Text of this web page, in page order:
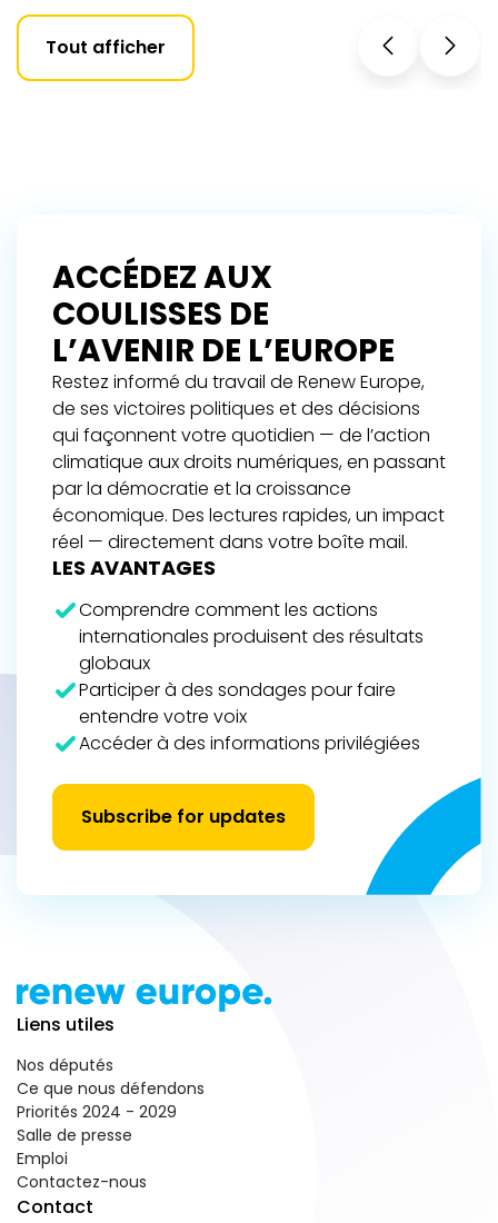
Tout afficher
ACCÉDEZ AUX
COULISSES DE
L’AVENIR DE L’EUROPE
Restez informé du travail de Renew Europe,
de ses victoires politiques et des décisions
qui façonnent votre quotidien — de l’action
climatique aux droits numériques, en passant
par la démocratie et la croissance
économique. Des lectures rapides, un impact
réel — directement dans votre boîte mail.
LES AVANTAGES
Comprendre comment les actions
internationales produisent des résultats
globaux
Participer à des sondages pour faire
entendre votre voix
Accéder à des informations privilégiées
Subscribe for updates
Liens utiles
Nos députés
Ce que nous défendons
Priorités 2024 - 2029
Salle de presse
Emploi
Contactez-nous
Contact